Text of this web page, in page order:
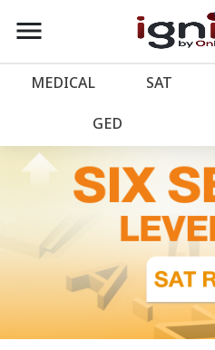
account_balance หน้าแรก
เว็บไซต์อิกไนท์
local_offer โปรโมชั่น
วางแผนการเรียน
เข้าสู่ระบบ
assignment ลงทะเบียน
menu
MEDICAL SAT
GED